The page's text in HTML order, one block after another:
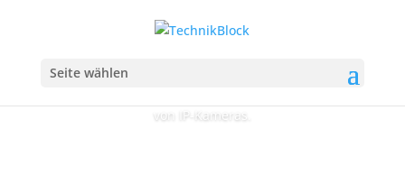
Seite wählen
von IP-Kameras.